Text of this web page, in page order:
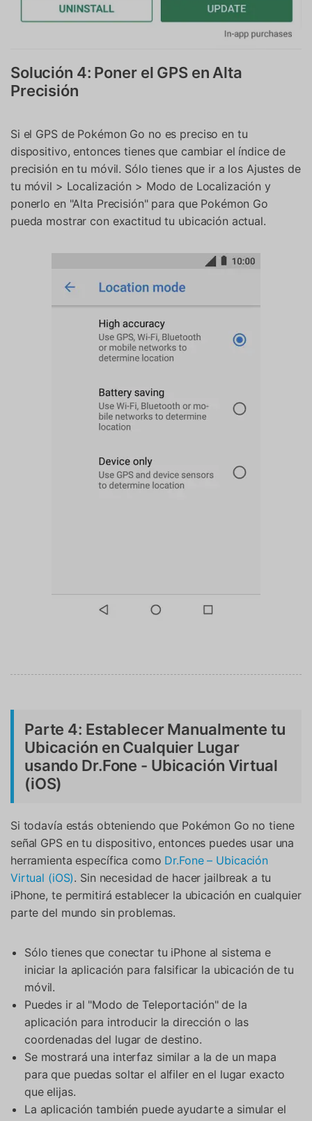
Solución 4: Poner el GPS en Alta
Precisión
Si el GPS de Pokémon Go no es preciso en tu
dispositivo, entonces tienes que cambiar el índice de
precisión en tu móvil. Sólo tienes que ir a los Ajustes de
tu móvil > Localización > Modo de Localización y
ponerlo en "Alta Precisión" para que Pokémon Go
pueda mostrar con exactitud tu ubicación actual.
Parte 4: Establecer Manualmente tu
Ubicación en Cualquier Lugar
usando Dr.Fone - Ubicación Virtual
(iOS)
Si todavía estás obteniendo que Pokémon Go no tiene
señal GPS en tu dispositivo, entonces puedes usar una
herramienta específica como Dr.Fone – Ubicación
Virtual (iOS). Sin necesidad de hacer jailbreak a tu
iPhone, te permitirá establecer la ubicación en cualquier
parte del mundo sin problemas.
Sólo tienes que conectar tu iPhone al sistema e
iniciar la aplicación para falsificar la ubicación de tu
móvil.
Puedes ir al "Modo de Teleportación" de la
aplicación para introducir la dirección o las
coordenadas del lugar de destino.
Se mostrará una interfaz similar a la de un mapa
para que puedas soltar el alfiler en el lugar exacto
que elijas.
La aplicación también puede ayudarte a simular el